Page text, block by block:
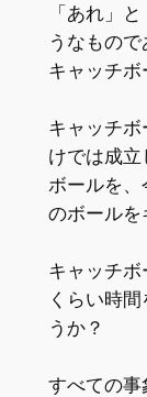
「あれ」
うなもの
キャッチボ
キャッチ
けでは成
ボールを
のボールを
キャッチ
くらい時
うか？
すべての事